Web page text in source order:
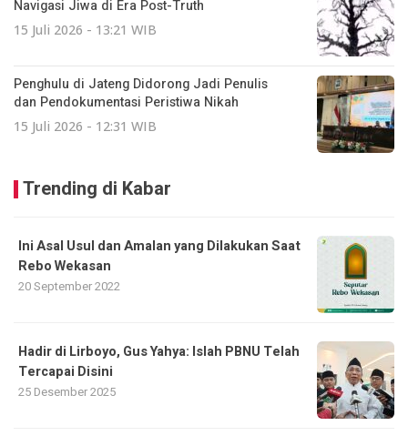
Navigasi Jiwa di Era Post-Truth
15 Juli 2026 - 13:21 WIB
Penghulu di Jateng Didorong Jadi Penulis
dan Pendokumentasi Peristiwa Nikah
15 Juli 2026 - 12:31 WIB
Trending di Kabar
Ini Asal Usul dan Amalan yang Dilakukan Saat
Rebo Wekasan
20 September 2022
Hadir di Lirboyo, Gus Yahya: Islah PBNU Telah
Tercapai Disini
25 Desember 2025